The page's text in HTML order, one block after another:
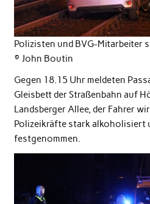
Polizisten und BVG-Mitarbeiter
© John Boutin
Gegen 18.15 Uhr meldeten
Gleisbett der Straßenbahn auf
Landsberger Allee, der Fahrer
Polizeikräfte stark alkoholisiert
festgenommen.